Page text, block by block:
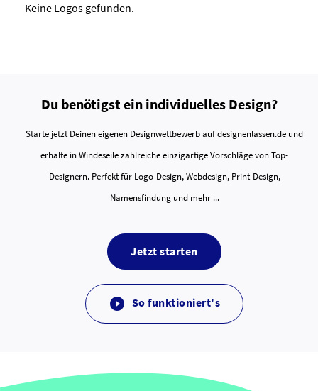
Keine Logos gefunden.
Du benötigst ein individuelles Design?
Starte jetzt Deinen eigenen Designwettbewerb auf designenlassen.de und
erhalte in Windeseile zahlreiche einzigartige Vorschläge von Top-
Designern. Perfekt für Logo-Design, Webdesign, Print-Design,
Namensfindung und mehr ...
Jetzt starten
 So funktioniert's